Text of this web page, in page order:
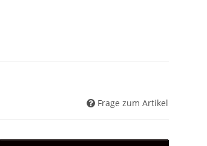
Frage zum Artikel